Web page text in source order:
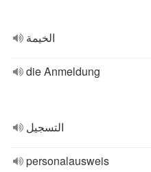
الخيمة
die Anmeldung
التسجيل
personalausweis